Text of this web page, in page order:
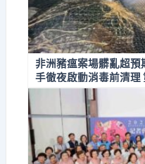
非洲豬瘟案場髒亂超
手徹夜啟動消毒前清理